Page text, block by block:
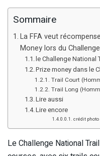
Sommaire
La FFA veut
Money lors du
le Challenge National
Prize money dans le
Trail Court
Trail Long
Lire aussi
Lire encore
crédit
Le Challenge National